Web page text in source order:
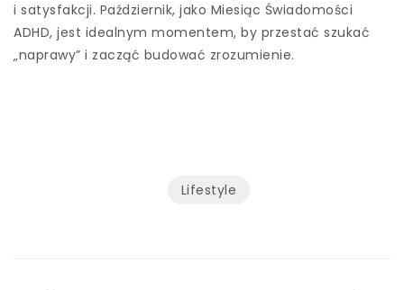
i satysfakcji. Październik, jako Miesiąc Świadomości
ADHD, jest idealnym momentem, by przestać szukać
„naprawy” i zacząć budować zrozumienie.
Lifestyle